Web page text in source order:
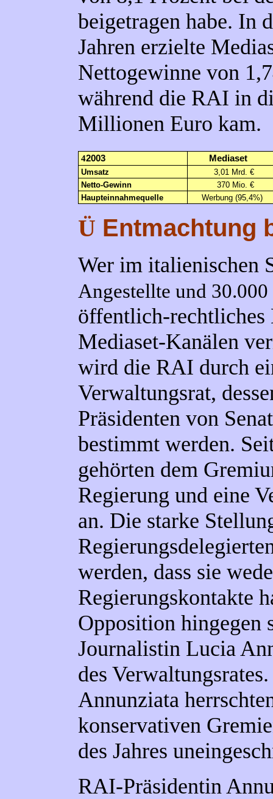
beigetragen habe. In
Jahren erzielte
Nettogewinne von
während die RAI in
Millionen Euro kam.
42003 Mediaset
Umsatz
3,01 Mrd. €
Netto-Gewinn
370 Mio. €
Haupteinnahmequelle
Werbung (95,4%)
Ü Entmachtung
Wer im italienischen
Angestellte und
öffentlich-
Mediaset-Kanälen
wird die RAI durch
Verwaltungsrat,
Präsidenten von
bestimmt werden.
gehörten dem
Regierung und eine
an. Die starke
werden, dass sie
Regierungskontakte
Opposition hingegen
Journalistin Lucia
des
Annunziata
konservativen
des Jahres
RAI-Präsidentin